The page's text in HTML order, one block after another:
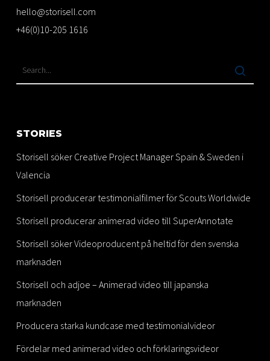
hello@storisell.com
+46(0)10-205 1616
STORIES
Storisell söker Creative Project Manager Spain & Sweden i
Valencia
Storisell producerar testimonialfilmer för Scouts Worldwide
Storisell producerar animerad video till SuperAnnotate
Storisell söker Videoproducent på heltid för den svenska
marknaden
Storisell och adjoe – Animerad video till japanska
marknaden
Producera starka kundcase med testimonialvideor
Fördelar med animerad video och förklaringsvideor